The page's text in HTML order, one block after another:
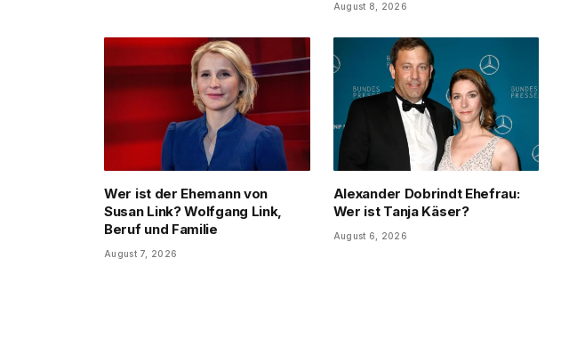
August 8, 2026
Wer ist der Ehemann von
Susan Link? Wolfgang Link,
Beruf und Familie
August 7, 2026
Alexander Dobrindt Ehefrau:
Wer ist Tanja Käser?
August 6, 2026